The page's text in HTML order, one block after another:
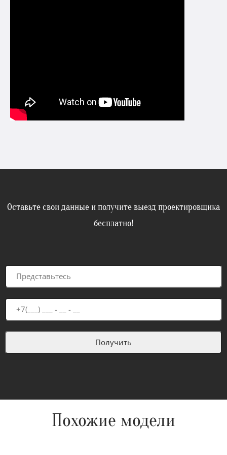
Оставьте свои данные и получите выезд проектировщика
бесплатно!
Похожие модели